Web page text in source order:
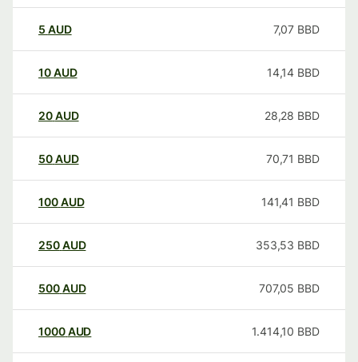
5 AUD 7,07 BBD
10AUD 14,14 BBD
20AUD 28,28 BBD
50AUD 70,71 BBD
100AUD 141,41 BBD
250AUD 353,53 BBD
500AUD 707,05 BBD
1000AUD 1.414,10 BBD